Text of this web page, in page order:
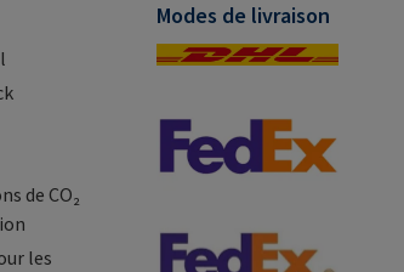
de CO₂
les
Modes de livraison